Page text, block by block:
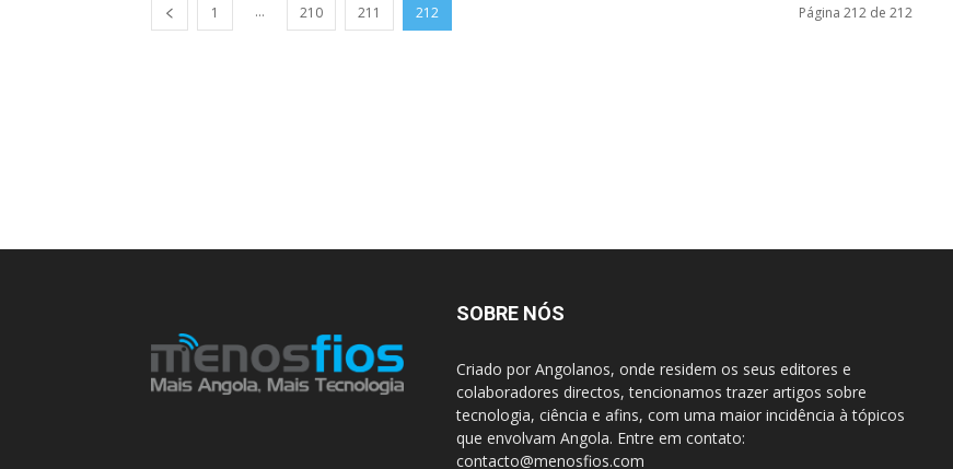
1 ... 210 211 212 Página 212 de 212
SOBRE NÓS
Criado por Angolanos, onde residem os seus editores e
colaboradores directos, tencionamos trazer artigos sobre
tecnologia, ciência e afins, com uma maior incidência à tópicos
que envolvam Angola. Entre em contato:
contacto@menosfios.com